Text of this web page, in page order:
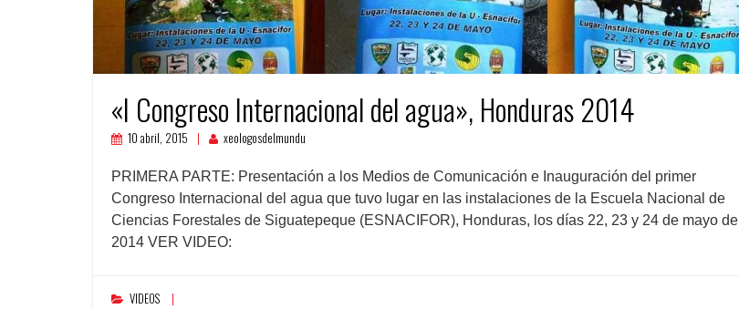
«I Congreso Internacional del agua», Honduras 2014
10 abril, 2015 xeologosdelmundu
PRIMERA PARTE: Presentación a los Medios de Comunicación e Inauguración del primer
Congreso Internacional del agua que tuvo lugar en las instalaciones de la Escuela Nacional de
Ciencias Forestales de Siguatepeque (ESNACIFOR), Honduras, los días 22, 23 y 24 de mayo de
2014 VER VIDEO:
VIDEOS